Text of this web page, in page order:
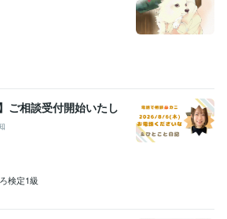
在
ベル
ル
レベル
ご相談受付開始いたし
検定1級